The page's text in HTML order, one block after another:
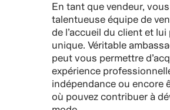
En tant que vendeur,
talentueuse équipe de
de l’accueil du client et
unique. Véritable
peut vous permettre
expérience
indépendance ou encore
où pouvez contribuer à